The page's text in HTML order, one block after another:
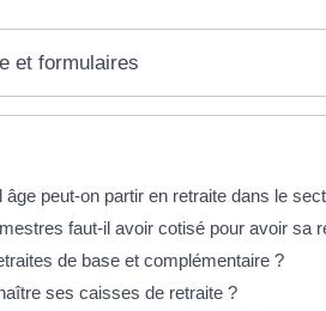
et formulaires
âge peut-on partir en retraite dans le
faut-il avoir cotisé pour avoir sa
de base et complémentaire ?
ses caisses de retraite ?